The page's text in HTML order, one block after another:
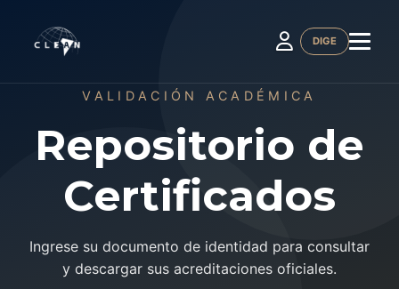
DIGE
VALIDACIÓN ACADÉMICA
Repositorio de
Certificados
Ingrese su documento de identidad para consultar
y descargar sus acreditaciones oficiales.